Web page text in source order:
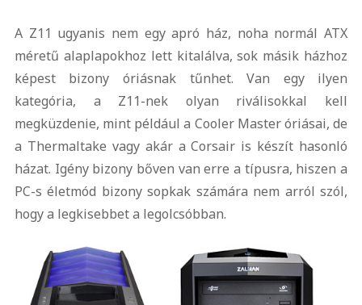
A Z11 ugyanis nem egy apró ház, noha normál ATX
méretű alaplapokhoz lett kitalálva, sok másik házhoz
képest bizony óriásnak tűnhet. Van egy ilyen
kategória, a Z11-nek olyan riválisokkal kell
megküzdenie, mint például a Cooler Master óriásai, de
a Thermaltake vagy akár a Corsair is készít hasonló
házat. Igény bizony bőven van erre a típusra, hiszen a
PC-s életmód bizony sopkak számára nem arról szól,
hogy a legkisebbet a legolcsóbban.